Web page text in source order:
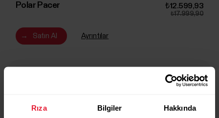
Rıza Bilgiler Hakkında
Polar Pacer ₺12.599,93
₺17.999,90
→ Satın Al Ayrıntılar
-30%